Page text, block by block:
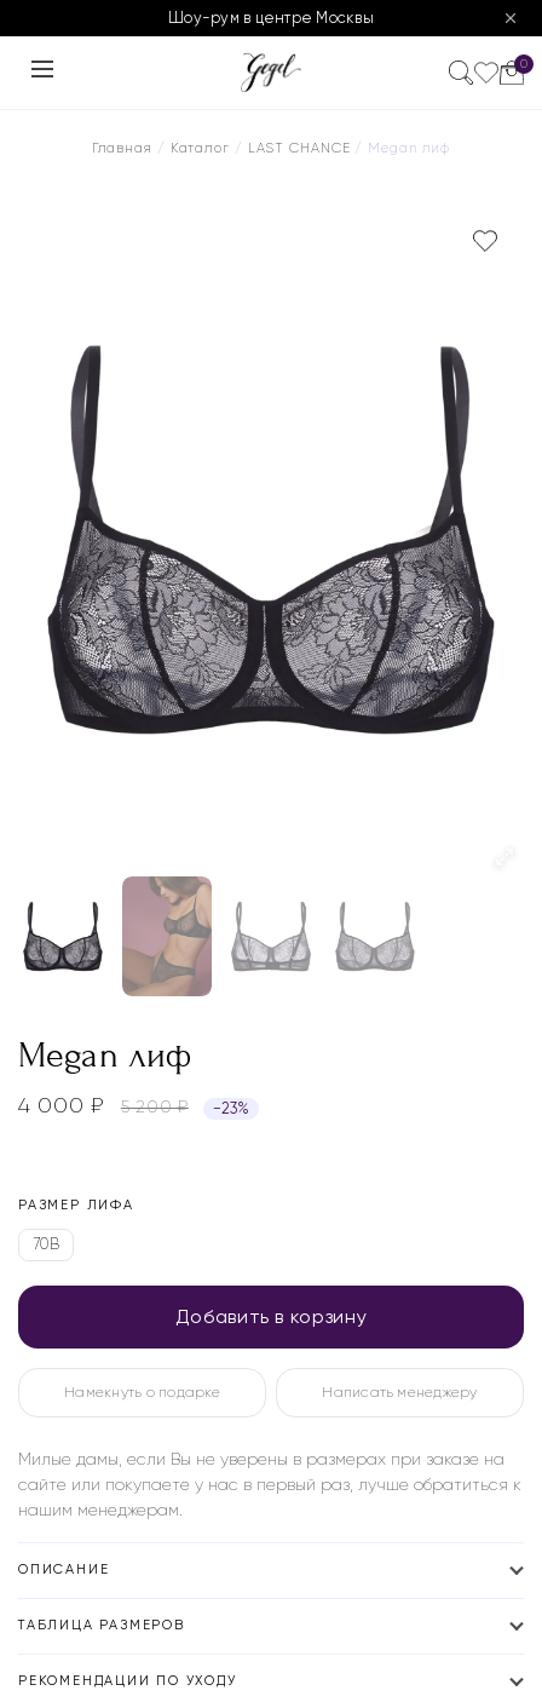
Шоу-рум в центре Москвы
0
Главная / Каталог / LAST CHANCE / Megan лиф
Megan лиф
4 000₽ 5 200₽ −23%
РАЗМЕР ЛИФА
70B
Добавить в корзину
Намекнуть о подарке Написать менеджеру
Милые дамы, если Вы не уверены в размерах при заказе на
сайте или покупаете у нас в первый раз, лучше обратиться к
нашим менеджерам.
ОПИСАНИЕ
ТАБЛИЦА РАЗМЕРОВ
РЕКОМЕНДАЦИИ ПО УХОДУ